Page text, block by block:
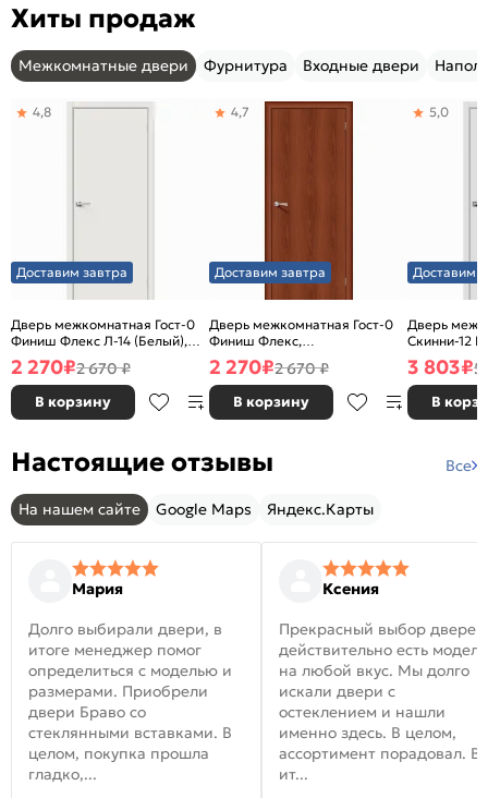
Хиты продаж
Межкомнатные двери Фурнитура Входные двери
Доставим завтра
Дверь межкомнатная Гост-0
Финиш Флекс Л-14 (Белый),
глухая, каркасно-щитовая
4,8
2 270₽2 670 ₽
В корзину
Доставим завтра
Дверь межкомнатная Гост-0
Финиш Флекс,
Ламинированные Л-11
(ИталОрех), глухая, каркасно-
щитовая
4,7
2 270₽2 670 ₽
В корзину
Доставим
Дверь
Скинни-12
глухая,
5,0
3 803₽5
В
Настоящие отзывы Все
На нашем сайте Google Maps Яндекс.Карты
Мария
Долго выбирали двери, в
итоге менеджер помог
определиться с моделью и
размерами. Приобрели
двери Браво со
стеклянными вставками. В
целом, покупка прошла
гладко,...
Ксения
Прекрасный выбор
действительно есть модели
на любой вкус. Мы долго
искали двери с
остеклением и нашли
именно здесь. В целом,
ассортимент порадовал. В
ит...